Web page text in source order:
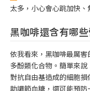
太多，小心會心跳加快、
黑咖啡還含有哪
依我看來，黑咖啡最厲
多酚類化合物。簡單來
對抗自由基造成的細胞
助調節血糖，還可能預